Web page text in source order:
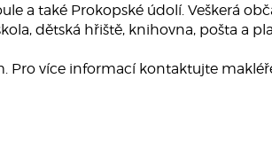
a také Prokopské údolí. Veškerá
dětská hřiště, knihovna, pošta a
Pro více informací kontaktujte